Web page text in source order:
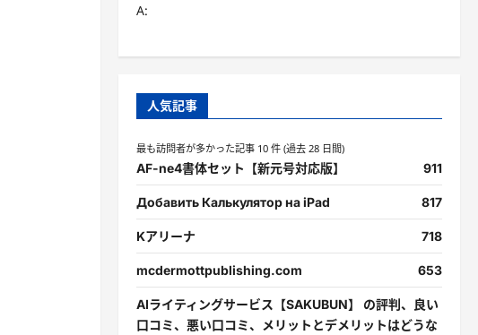
A:
人気記事
最も訪問者が多かった記事 10 件 (過去 28 日間)
AF-ne4書体セット【新元号対応版】 911
Добавить Калькулятор на iPad 817
Kアリーナ 718
mcdermottpublishing.com 653
AIライティングサービス【SAKUBUN】 の評判、良い
口コミ、悪い口コミ、メリットとデメリットはどうな